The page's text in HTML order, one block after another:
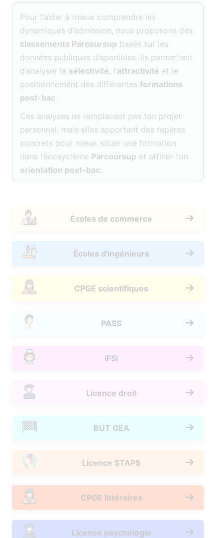
Pour t’aider à mieux comprendre les
dynamiques d’admission, nous proposons des
classements Parcoursup basés sur les
données publiques disponibles. Ils permettent
d’analyser la sélectivité, l’attractivité et le
positionnement des différentes formations
post-bac.
Ces analyses ne remplacent pas ton projet
personnel, mais elles apportent des repères
concrets pour mieux situer une formation
dans l’écosystème Parcoursup et affiner ton
orientation post-bac.
Écoles de commerce
Écoles d'ingénieurs
CPGE scientifiques
PASS
IFSI
Licence droit
BUT GEA
Licence STAPS
CPGE littéraires
Licence psychologie